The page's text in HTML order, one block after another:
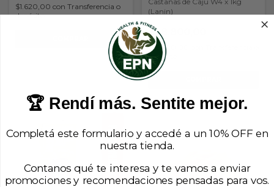
$1.620,00 con Transferencia o
depósito
(Lanin)
$28.800,00
$25.920,00
depósito
🏆 Rendí más. Sentite mejor.
Completá este formulario y accedé a un 10% OFF en
nuestra tienda.
Contanos qué te interesa y te vamos a enviar
promociones y recomendaciones pensadas para vos.